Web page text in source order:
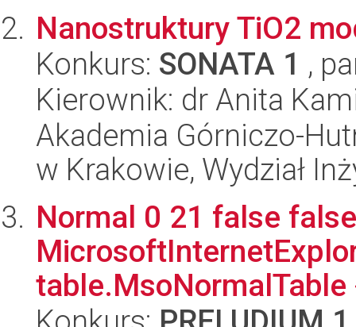
Nanostruktury TiO2
Konkurs: SONATA 1 ,
Kierownik: dr Anita
Akademia Górniczo-
w Krakowie, Wydział
Normal 0 21 false